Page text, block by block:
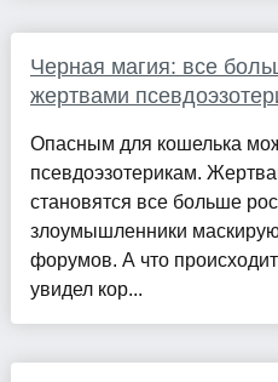
Черная магия: все
жертвами
Опасным для кошелька
псевдоэзотерикам.
становятся все больше
злоумышленники
форумов. А что
увидел кор...